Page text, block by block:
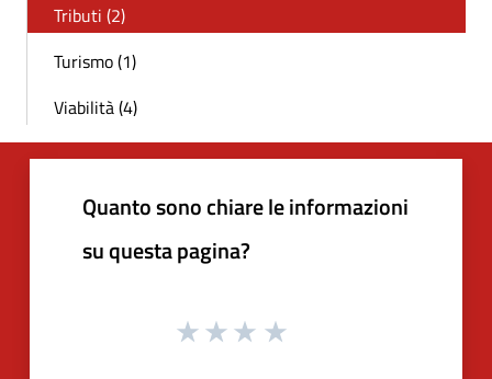
Tributi (2)
Turismo (1)
Viabilità (4)
Quanto sono chiare le informazioni
su questa pagina?